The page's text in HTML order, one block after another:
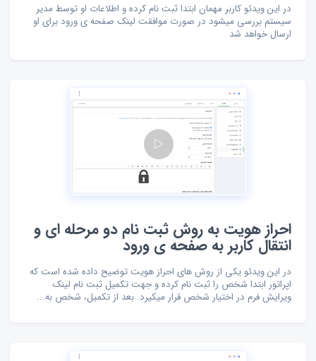
در این ویدئو کاربر مهمان ابتدا ثبت نام کرده و اطلاعات او توسط مدیر
سیستم بررسی میشود در صورت موافقت لینک صفحه ی ورود برای او
ارسال خواهد شد
احراز هویت به روش ثبت نام دو مرحله ای و
انتقال کاربر به صفحه ی ورود
در این ویدئو یکی از روش های احراز هویت توضیح داده شده است که
اپراتور ابتدا شخص را ثبت نام کرده و جهت تکمیل ثبت نام لینک
ویرایش فرم در اختیار شخص قرار میکیرد. بعد از تکمیل، شخص به...